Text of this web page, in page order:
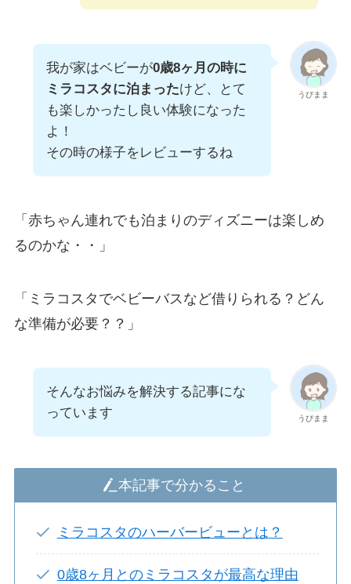
うぴまま
我が家はベビーが0歳8ヶ月の時に
ミラコスタに泊まったけど、とて
も楽しかったし良い体験になった
よ！
その時の様子をレビューするね
「赤ちゃん連れでも泊まりのディズニーは楽しめ
るのかな・・」
「ミラコスタでベビーバスなど借りられる？どん
な準備が必要？？」
うぴまま
そんなお悩みを解決する記事にな
っています
本記事で分かること
ミラコスタのハーバービューとは？
0歳8ヶ月とのミラコスタが最高な理由